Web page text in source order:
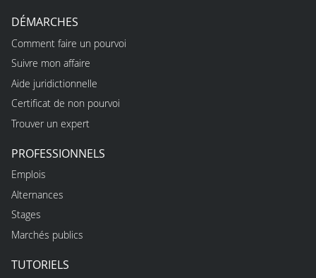
DÉMARCHES
Comment faire un pourvoi
Suivre mon affaire
Aide juridictionnelle
Certificat de non pourvoi
Trouver un expert
PROFESSIONNELS
Emplois
Alternances
Stages
Marchés publics
TUTORIELS